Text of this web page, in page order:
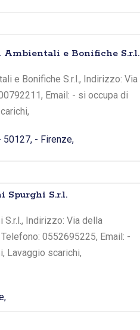
e Bonifiche S.r.l.
e Bonifiche S.r.l., Indirizzo: Via
Email: - si occupa di
- Firenze,
Spurghi S.r.l.
Indirizzo: Via della
0552695225, Email: -
Lavaggio scarichi,